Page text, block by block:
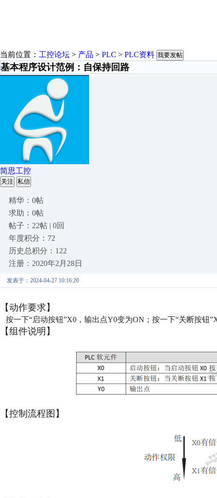
当前位置： 工控论坛 > 产品 > PLC > PLC资料 我要发帖
基本程序设计范例：自保持回路
简思工控
关注 私信
精华：0帖
求助：0帖
帖子：22帖 | 0回
年度积分：72
历史总积分：122
注册：2020年2月28日
发表于：2024-04-27 10:16:20
【动作要求】
按一下“启动按钮”X0，输出点Y0变为ON；按一下“关断按钮
【组件说明】
【控制流程图】